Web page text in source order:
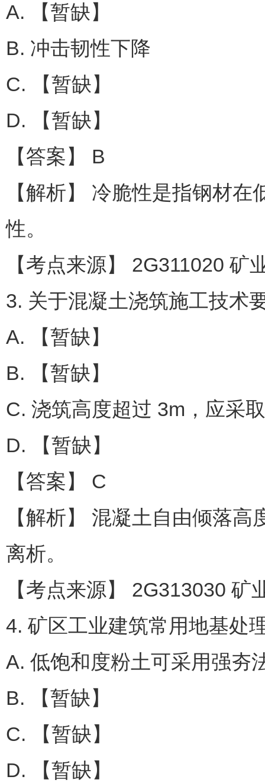
A. 【暂缺】
B. 冲击韧性下降
C. 【暂缺】
D. 【暂缺】
【答案】 B
【解析】 冷脆性是指钢材
性。
【考点来源】 2G311020 矿
3. 关于混凝土浇筑施工技术
A. 【暂缺】
B. 【暂缺】
C. 浇筑高度超过 3m，应采
D. 【暂缺】
【答案】 C
【解析】 混凝土自由倾落
离析。
【考点来源】 2G313030
4. 矿区工业建筑常用地基处
A. 低饱和度粉土可采用强夯
B. 【暂缺】
C. 【暂缺】
D. 【暂缺】